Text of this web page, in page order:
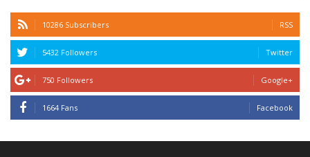
10286 Subscribers RSS
5432 Followers Twitter
750 Followers Google+
1664 Fans Facebook